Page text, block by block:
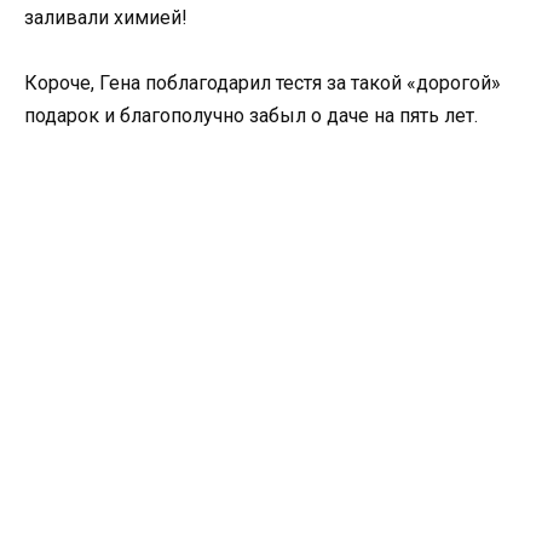
заливали химией!
Короче, Гена поблагодарил тестя за такой «дорогой»
подарок и благополучно забыл о даче на пять лет.